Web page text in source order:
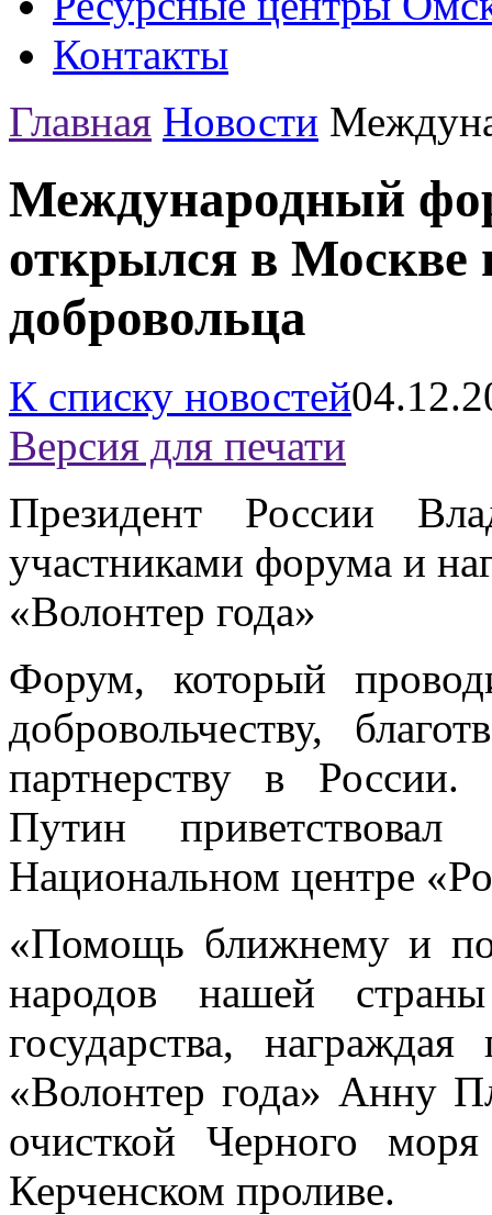
Контакты
Главная Новости
Международный
открылся в Москве
добровольца
К списку новостей
Версия для печати
Президент России
участниками форума и
«Волонтер года»
Форум, который
добровольчеству,
партнерству в
Путин
Национальном центре
«Помощь ближнему и
народов нашей
государства,
«Волонтер года» Анну
очисткой Черного
Керченском проливе.